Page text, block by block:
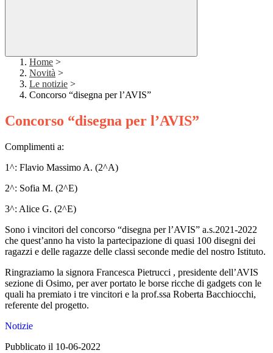
Home >
Novità >
Le notizie >
Concorso “disegna per l’AVIS”
Concorso “disegna per l’AVIS”
Complimenti a:
1^: Flavio Massimo A. (2^A)
2^: Sofia M. (2^E)
3^: Alice G. (2^E)
Sono i vincitori del concorso “disegna per l’AVIS” a.s.2021-2022
che quest’anno ha visto la partecipazione di quasi 100 disegni dei
ragazzi e delle ragazze delle classi seconde medie del nostro Istituto.
Ringraziamo la signora Francesca Pietrucci , presidente dell’AVIS
sezione di Osimo, per aver portato le borse ricche di gadgets con le
quali ha premiato i tre vincitori e la prof.ssa Roberta Bacchiocchi,
referente del progetto.
Notizie
Pubblicato il 10-06-2022